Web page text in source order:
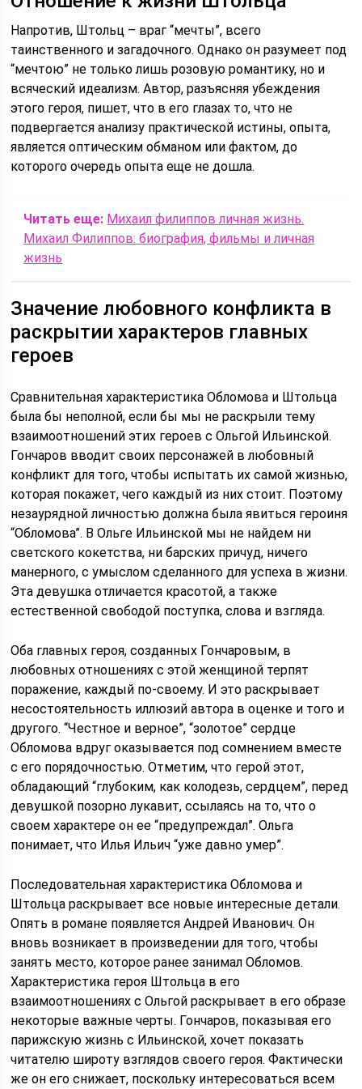
Напротив, Штольц – враг “мечты”, всего
таинственного и загадочного. Однако он разумеет под
“мечтою” не только лишь розовую романтику, но и
всяческий идеализм. Автор, разъясняя убеждения
этого героя, пишет, что в его глазах то, что не
подвергается анализу практической истины, опыта,
является оптическим обманом или фактом, до
которого очередь опыта еще не дошла.
Читать еще: Михаил филиппов личная жизнь.
Михаил Филиппов: биография, фильмы и личная
жизнь
Значение любовного конфликта в
раскрытии характеров главных
героев
Сравнительная характеристика Обломова и Штольца
была бы неполной, если бы мы не раскрыли тему
взаимоотношений этих героев с Ольгой Ильинской.
Гончаров вводит своих персонажей в любовный
конфликт для того, чтобы испытать их самой жизнью,
которая покажет, чего каждый из них стоит. Поэтому
незаурядной личностью должна была явиться героиня
“Обломова”. В Ольге Ильинской мы не найдем ни
светского кокетства, ни барских причуд, ничего
манерного, с умыслом сделанного для успеха в жизни.
Эта девушка отличается красотой, а также
естественной свободой поступка, слова и взгляда.
Оба главных героя, созданных Гончаровым, в
любовных отношениях с этой женщиной терпят
поражение, каждый по-своему. И это раскрывает
несостоятельность иллюзий автора в оценке и того и
другого. “Честное и верное”, “золотое” сердце
Обломова вдруг оказывается под сомнением вместе
с его порядочностью. Отметим, что герой этот,
обладающий “глубоким, как колодезь, сердцем”, перед
девушкой позорно лукавит, ссылаясь на то, что о
своем характере он ее “предупреждал”. Ольга
понимает, что Илья Ильич “уже давно умер”.
Последовательная характеристика Обломова и
Штольца раскрывает все новые интересные детали.
Опять в романе появляется Андрей Иванович. Он
вновь возникает в произведении для того, чтобы
занять место, которое ранее занимал Обломов.
Характеристика героя Штольца в его
взаимоотношениях с Ольгой раскрывает в его образе
некоторые важные черты. Гончаров, показывая его
парижскую жизнь с Ильинской, хочет показать
читателю широту взглядов своего героя. Фактически
же он его снижает, поскольку интересоваться всем